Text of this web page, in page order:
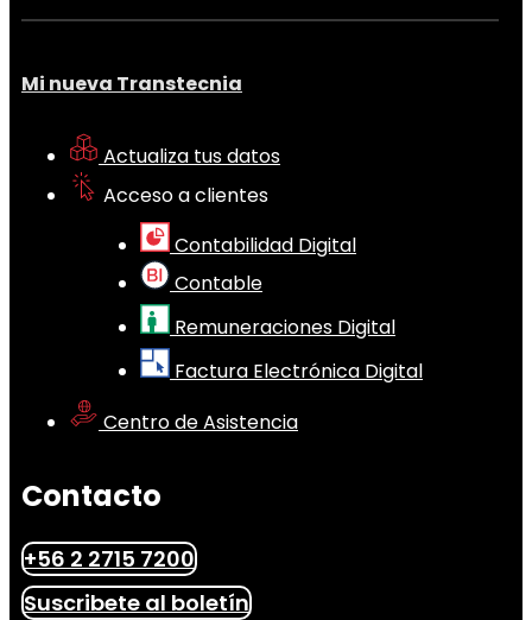
Mi nueva Transtecnia
Actualiza tus datos
Acceso a clientes
Contabilidad Digital
Contable
Remuneraciones Digital
Factura Electrónica Digital
Centro de Asistencia
Contacto
+56 2 2715 7200
Suscribete al boletín